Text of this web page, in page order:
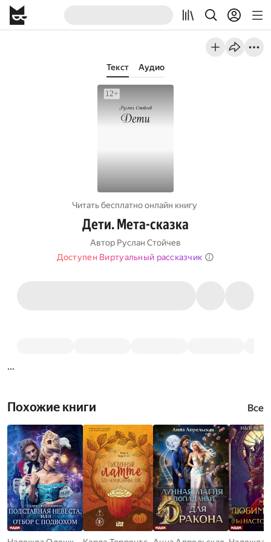
Текст Аудио
Читать бесплатно онлайн книгу
Дети. Мета-сказка
Автор Руслан Стойчев
Доступен Виртуальный рассказчик
...
Похожие книги Все